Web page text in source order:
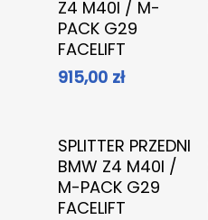
Z4 M40I / M-
PACK G29
FACELIFT
915,00 zł
Dowiedz Się
Więcej
SPLITTER PRZEDNI
BMW Z4 M40I /
M-PACK G29
FACELIFT